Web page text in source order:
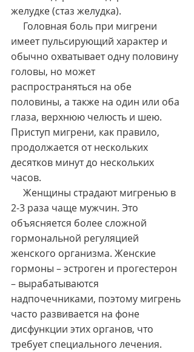
желудке (стаз желудка).
имеет пульсирующий характер и
обычно охватывает одну половину
головы, но может
распространяться на обе
половины, а также на один или оба
глаза, верхнюю челюсть и шею.
Приступ мигрени, как правило,
продолжается от нескольких
десятков минут до нескольких
часов.
2-3 раза чаще мужчин. Это
объясняется более сложной
гормональной регуляцией
женского организма. Женские
гормоны – эстроген и прогестерон
– вырабатываются
надпочечниками, поэтому мигрень
часто развивается на фоне
дисфункции этих органов, что
требует специального лечения.